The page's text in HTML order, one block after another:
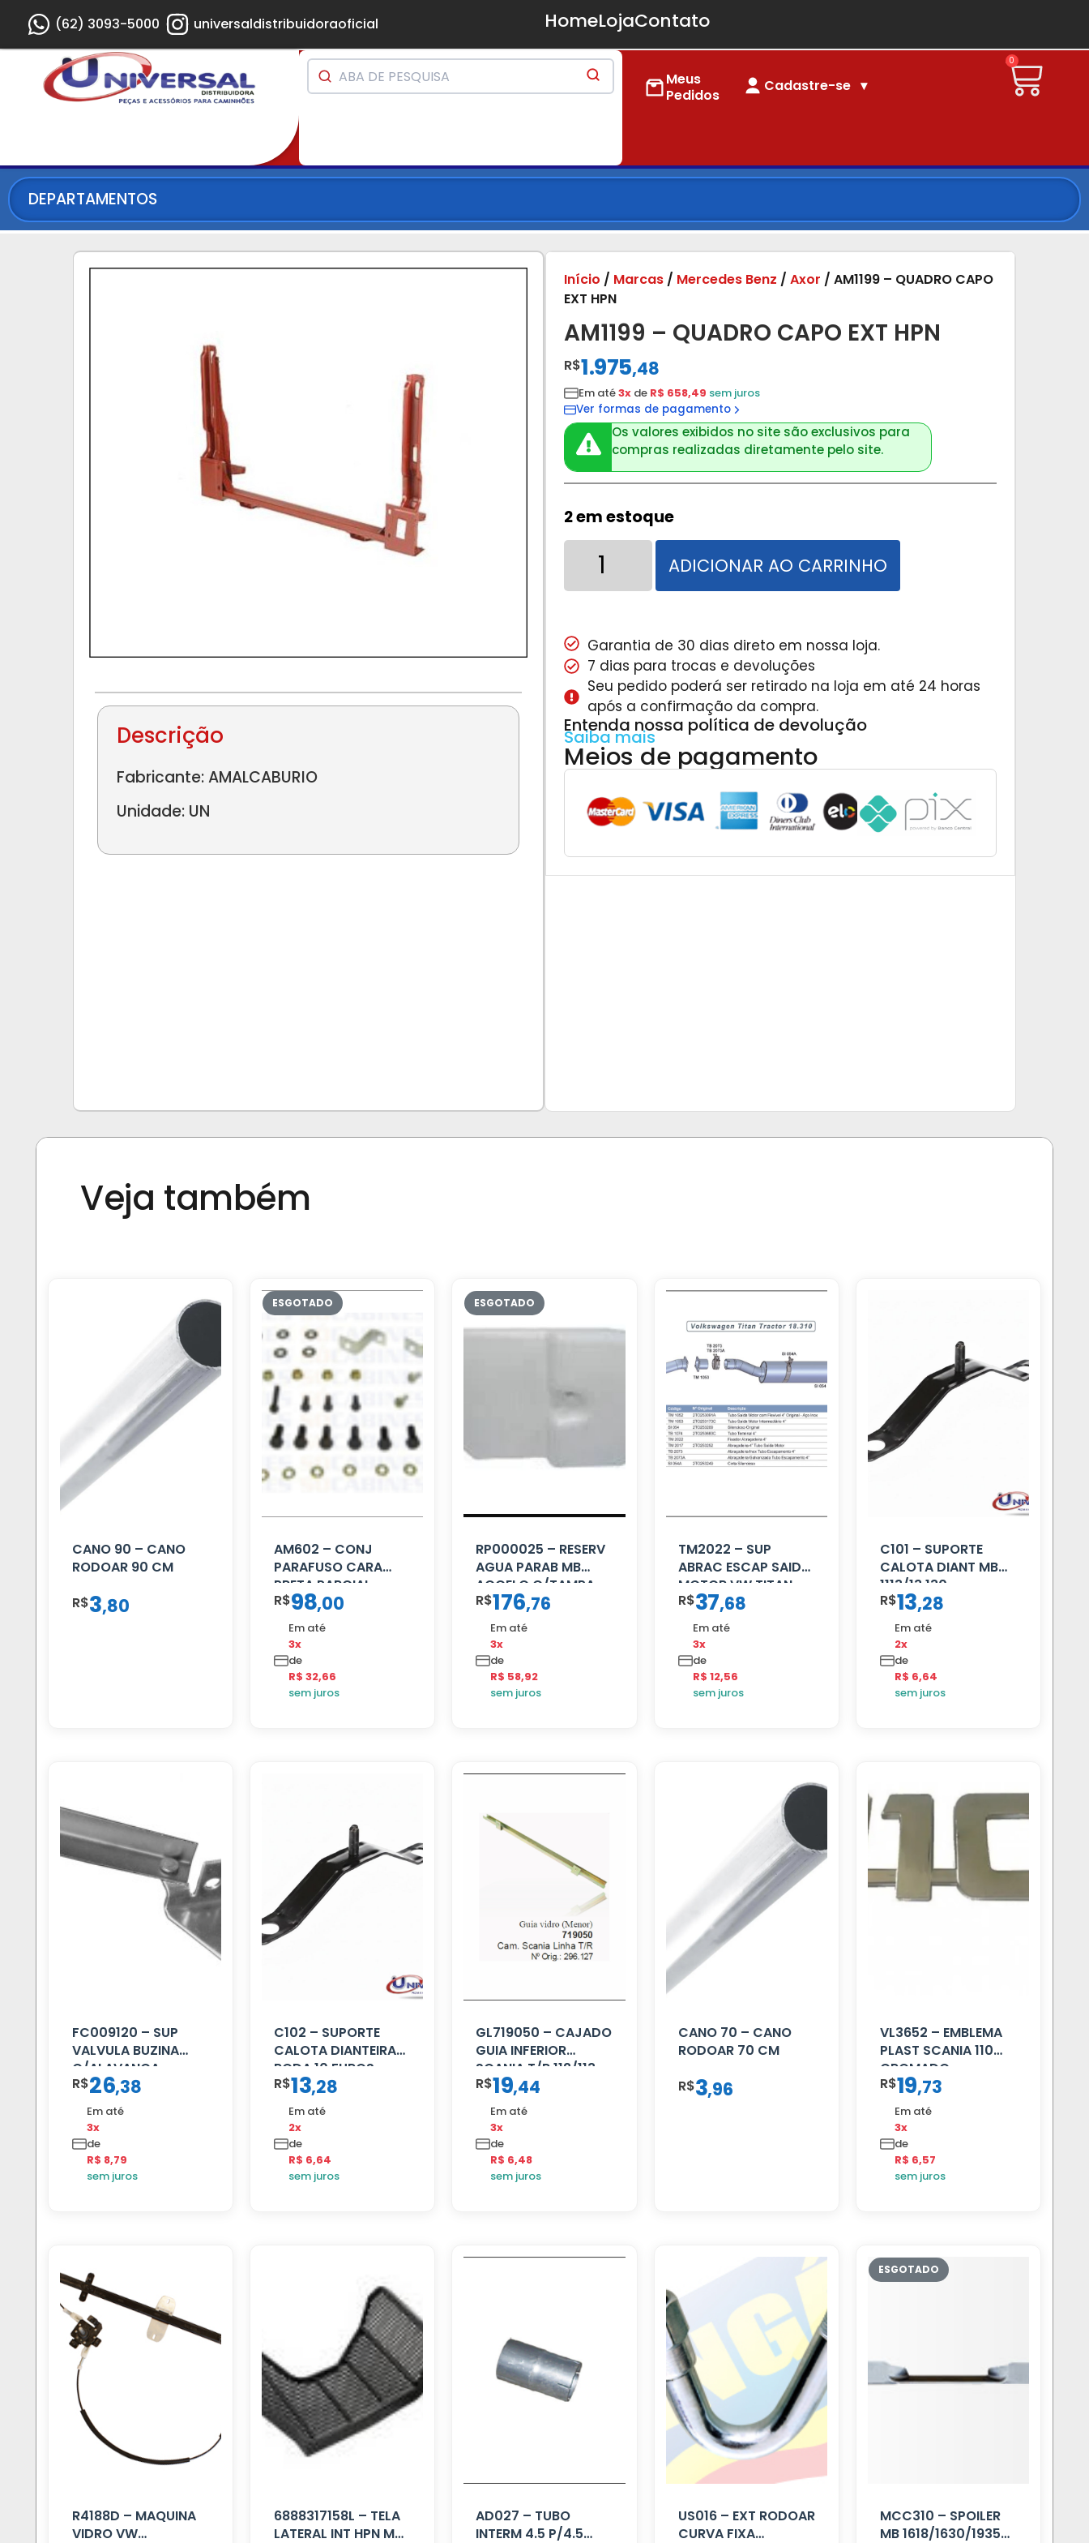
(62) 3093-5000 universaldistribuidoraoficial HomeLojaContato
Meus
Pedidos
Cadastre-se
0
DEPARTAMENTOS
Descrição
Fabricante: AMALCABURIO
Unidade: UN
AM1199 – QUADRO CAPO EXT HPN
Início / Marcas / Mercedes Benz /Axor / AM1199 – QUADRO CAPO
EXT HPN
R$1.975,48
Em até3x de R$ 658,49 sem juros
Ver formas de pagamento
Os valores exibidos no site são exclusivos para
compras realizadas diretamente pelo site.
2 em estoque
ADICIONAR AO CARRINHO
Garantia de 30 dias direto em nossa loja.
7 dias para trocas e devoluções
Seu pedido poderá ser retirado na loja em até 24 horas
após a confirmação da compra.
Entenda nossa política de devolução
Saiba mais
Meios de pagamento
Veja também
CANO 90 – CANO
RODOAR 90 CM
R$3,80
AM602 – CONJ
PARAFUSO CARA
PRETA PARCIAL
R$98,00
Em até
3x
de
R$ 32,66
sem juros
RP000025 – RESERV
AGUA PARAB MB
ACCELO C/TAMPA
R$176,76
Em até
3x
de
R$ 58,92
sem juros
TM2022 – SUP
ABRAC ESCAP SAIDA
MOTOR VW TITAN
R$37,68
Em até
3x
de
R$ 12,56
sem juros
C101 – SUPORTE
CALOTA DIANT MB
1113/13.130
R$13,28
Em até
2x
de
R$ 6,64
sem juros
FC009120 – SUP
VALVULA BUZINA
C/ALAVANCA
R$26,38
Em até
3x
de
R$ 8,79
sem juros
C102 – SUPORTE
CALOTA DIANTEIRA
RODA 10 FUROS
R$13,28
Em até
2x
de
R$ 6,64
sem juros
GL719050 – CAJADO
GUIA INFERIOR
SCANIA T/R 112/113
MENOR
R$19,44
Em até
3x
de
R$ 6,48
sem juros
CANO 70 – CANO
RODOAR 70 CM
R$3,96
VL3652 – EMBLEMA
PLAST SCANIA 110
CROMADO
R$19,73
Em até
3x
de
R$ 6,57
sem juros
R4188D – MAQUINA
VIDRO VW
6888317158L – TELA
LATERAL INT HPN MB
AD027 – TUBO
INTERM 4.5 P/4.5
US016 – EXT RODOAR
CURVA FIXA
MCC310 – SPOILER
MB 1618/1630/1935